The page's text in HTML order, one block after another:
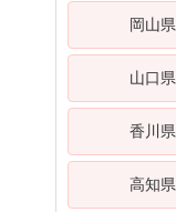
岡山県
山口県
香川県
高知県